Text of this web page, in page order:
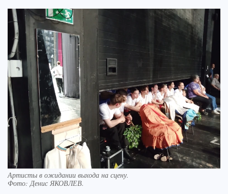
Артисты в ожидании выхода на сцену.
Фото:Денис ЯКОВЛЕВ.